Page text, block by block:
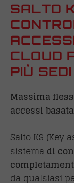
SALTO
CLOUD
PIÙ SEDI
Massima
accessi
Salto KS (Key
sistemadi
da qualsiasi